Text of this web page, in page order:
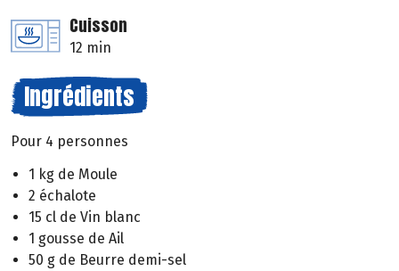
Cuisson
12 min
Ingrédients
Pour 4 personnes
1 kg de Moule
2 échalote
15 cl de Vin blanc
1 gousse de Ail
50 g de Beurre demi-sel